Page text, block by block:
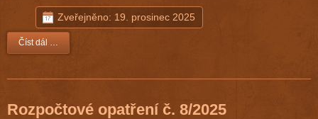
Zveřejněno: 19. prosinec 2025
Číst dál …
Rozpočtové opatření č. 8/2025